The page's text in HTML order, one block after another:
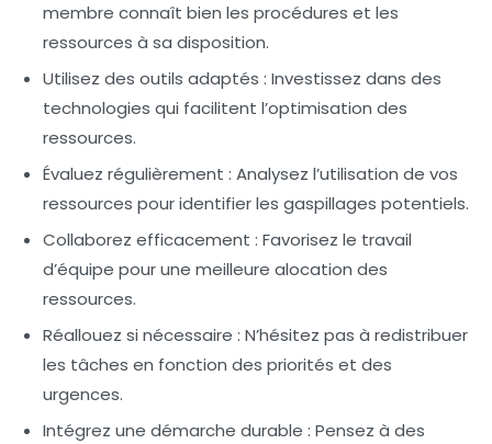
membre connaît bien les procédures et les
ressources à sa disposition.
Utilisez des outils adaptés : Investissez dans des
technologies qui facilitent l’optimisation des
ressources.
Évaluez régulièrement : Analysez l’utilisation de vos
ressources pour identifier les gaspillages potentiels.
Collaborez efficacement : Favorisez le travail
d’équipe pour une meilleure alocation des
ressources.
Réallouez si nécessaire : N’hésitez pas à redistribuer
les tâches en fonction des priorités et des
urgences.
Intégrez une démarche durable : Pensez à des